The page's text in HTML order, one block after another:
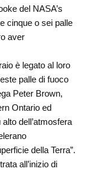
del NASA’s
cinque o sei palle
aver
è legato al loro
palle di fuoco
Peter Brown,
Ontario ed
dell’atmosfera
della Terra”.
all’inizio di